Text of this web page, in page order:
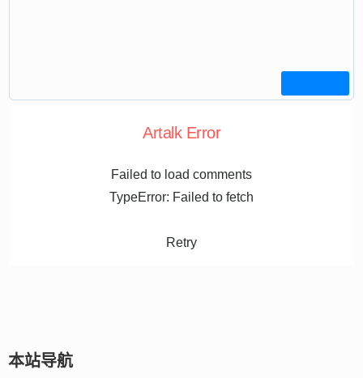
Artalk Error
Failed to load comments
TypeError: Failed to fetch
Retry
本站导航